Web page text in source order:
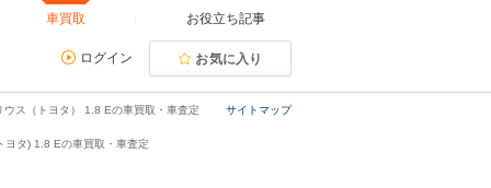
車買取 お役立ち記事
ログイン お気に入り
サイトマップ
ウス（トヨタ） 1.8 Eの車買取・車査定
ヨタ) 1.8 Eの車買取・車査定